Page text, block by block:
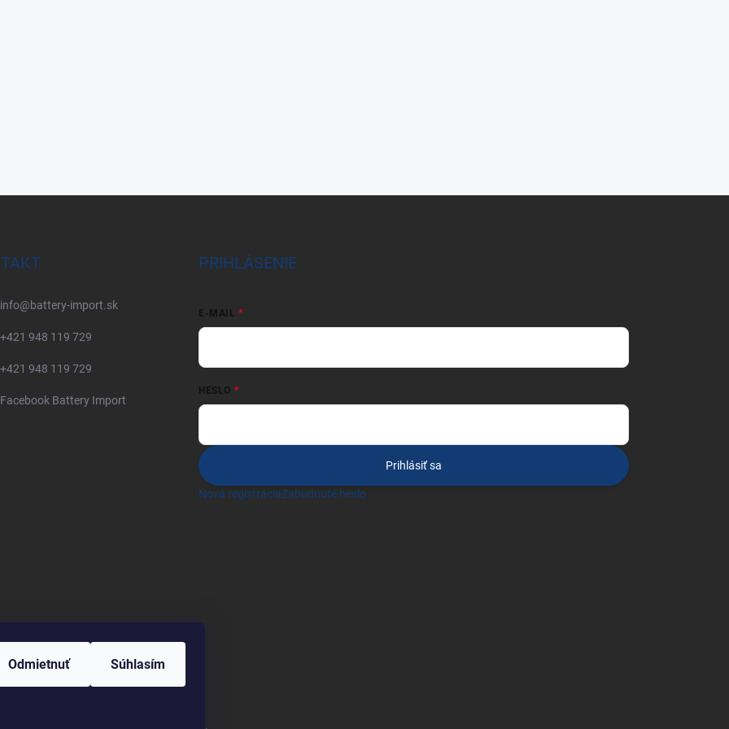
Odmietnuť Súhlasím
info@battery-import.sk
+421 948 119 729
+421 948 119 729
Facebook Battery Import
PRIHLÁSENIE
E-MAIL
HESLO
Prihlásiť sa
Nová registráciaZabudnuté heslo